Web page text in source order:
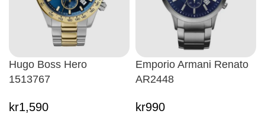
Hugo Boss Hero
1513767
kr1,590
Emporio Armani Renato
AR2448
kr990